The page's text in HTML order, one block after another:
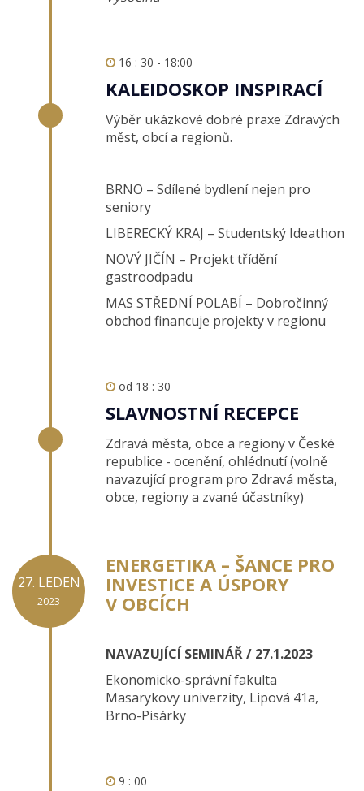
16 : 30 - 18:00
KALEIDOSKOP INSPIRACÍ
Výběr ukázkové dobré praxe Zdravých
měst, obcí a regionů.
BRNO – Sdílené bydlení nejen pro
seniory
LIBERECKÝ KRAJ – Studentský Ideathon
NOVÝ JIČÍN – Projekt třídění
gastroodpadu
MAS STŘEDNÍ POLABÍ – Dobročinný
obchod financuje projekty v regionu
od 18 : 30
SLAVNOSTNÍ RECEPCE
Zdravá města, obce a regiony v České
republice - ocenění, ohlédnutí (volně
navazující program pro Zdravá města,
obce, regiony a zvané účastníky)
27. LEDEN
2023
ENERGETIKA – ŠANCE PRO
INVESTICE A ÚSPORY
V OBCÍCH
NAVAZUJÍCÍ SEMINÁŘ / 27.1.2023
Ekonomicko-správní fakulta
Masarykovy univerzity, Lipová 41a,
Brno-Pisárky
9 : 00